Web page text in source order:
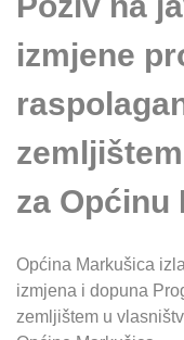
izmjene
za Općinu
Općina Markušica
izmjena i dopuna
zemljištem u